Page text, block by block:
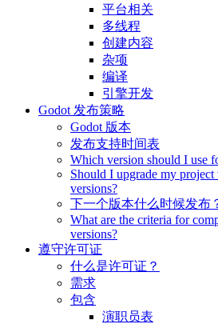
平台相关
多线程
创建内容
杂项
编译
引擎开发
Godot 发布策略
Godot 版本
发布支持时间表
Which version should I use
Should I upgrade my project
versions?
下一个版本什么时候发布
What are the criteria for
versions?
遵守许可证
什么是许可证？
需求
包含
演职员表